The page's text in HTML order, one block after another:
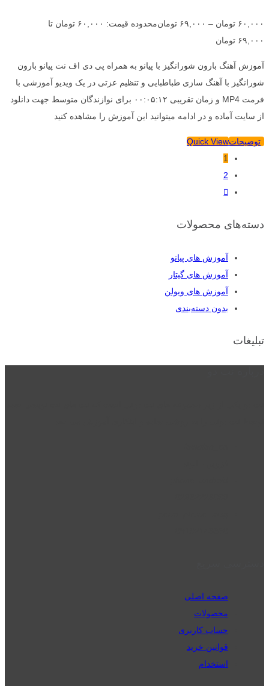
۶۰,۰۰۰ تومان – ۶۹,۰۰۰ تومان
محدوده قیمت: ۶۰,۰۰۰ تومان تا
۶۹,۰۰۰ تومان
آموزش آهنگ بارون شورانگیز با پیانو به همراه پی دی اف نت پیانو بارون
شورانگیز با آهنگ سازی طباطبایی و تنظیم عزتی در یک ویدیو آموزشی با
فرمت MP4 و زمان تقریبی ۰۰:۰۵:۱۲ برای نوازندگان متوسط جهت دانلود
از سایت آماده و در ادامه میتوانید این آموزش را مشاهده کنید
توضیحاتQuick View
1
2
دسته‌های محصولات
آموزش های پیانو
آموزش های گیتار
آموزش های ویولن
بدون دسته‌بندی
تبلیغات
صفحه اصلی
محصولات
حساب کاربری
قوانین خرید
استخدام